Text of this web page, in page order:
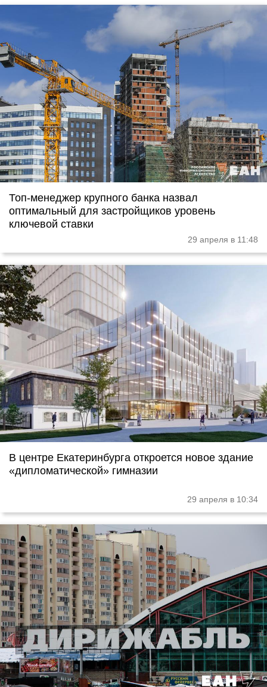
Топ-менеджер крупного банка назвал
оптимальный для застройщиков уровень
ключевой ставки
29 апреля в 11:48
В центре Екатеринбурга откроется новое здание
«дипломатической» гимназии
29 апреля в 10:34